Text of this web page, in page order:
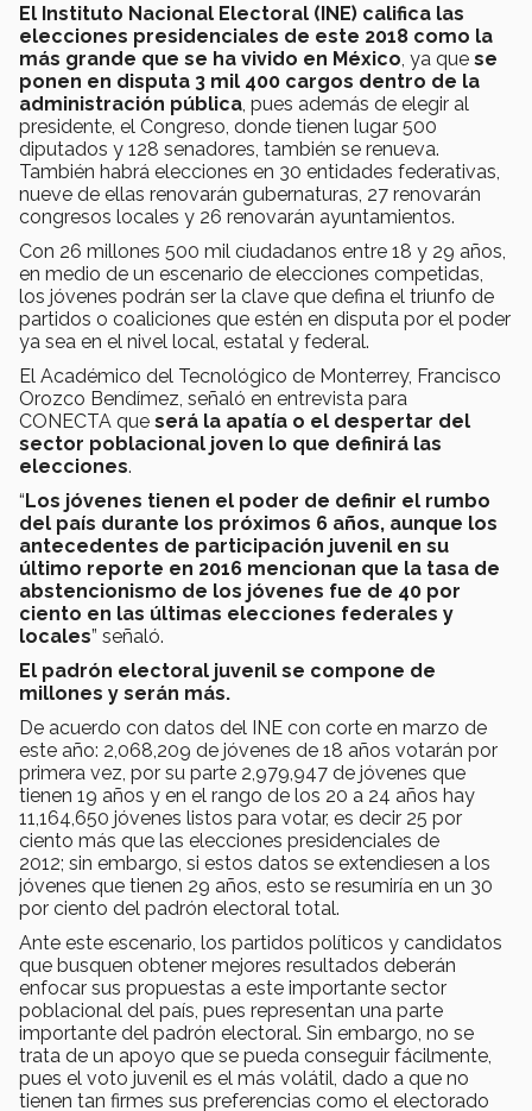
El Instituto Nacional Electoral (INE) califica las
elecciones presidenciales de este 2018 como la
más grande que se ha vivido en México , ya que se
ponen en disputa 3 mil 400 cargos dentro de la
administración pública , pues además de elegir al
presidente, el Congreso, donde tienen lugar 500
diputados y 128 senadores, también se renueva.
También habrá elecciones en 30 entidades federativas,
nueve de ellas renovarán gubernaturas, 27 renovarán
congresos locales y 26 renovarán ayuntamientos.
Con 26 millones 500 mil ciudadanos entre 18 y 29 años,
en medio de un escenario de elecciones competidas,
los jóvenes podrán ser la clave que defina el triunfo de
partidos o coaliciones que estén en disputa por el poder
ya sea en el nivel local, estatal y federal.
El Académico del Tecnológico de Monterrey, Francisco
Orozco Bendímez, señaló en entrevista para
CONECTA que será la apatía o el despertar del
sector poblacional joven lo que definirá las
elecciones.
“Los jóvenes tienen el poder de definir el rumbo
del país durante los próximos 6 años, aunque los
antecedentes de participación juvenil en su
último reporte en 2016 mencionan que la tasa de
abstencionismo de los jóvenes fue de 40 por
ciento en las últimas elecciones federales y
locales” señaló.
El padrón electoral juvenil se compone de
millones y serán más.
De acuerdo con datos del INE con corte en marzo de
este año: 2,068,209 de jóvenes de 18 años votarán por
primera vez, por su parte 2,979,947 de jóvenes que
tienen 19 años y en el rango de los 20 a 24 años hay
11,164,650 jóvenes listos para votar, es decir 25 por
ciento más que las elecciones presidenciales de
2012; sin embargo, si estos datos se extendiesen a los
jóvenes que tienen 29 años, esto se resumiría en un 30
por ciento del padrón electoral total.
Ante este escenario, los partidos políticos y candidatos
que busquen obtener mejores resultados deberán
enfocar sus propuestas a este importante sector
poblacional del país, pues representan una parte
importante del padrón electoral. Sin embargo, no se
trata de un apoyo que se pueda conseguir fácilmente,
pues el voto juvenil es el más volátil, dado a que no
tienen tan firmes sus preferencias como el electorado